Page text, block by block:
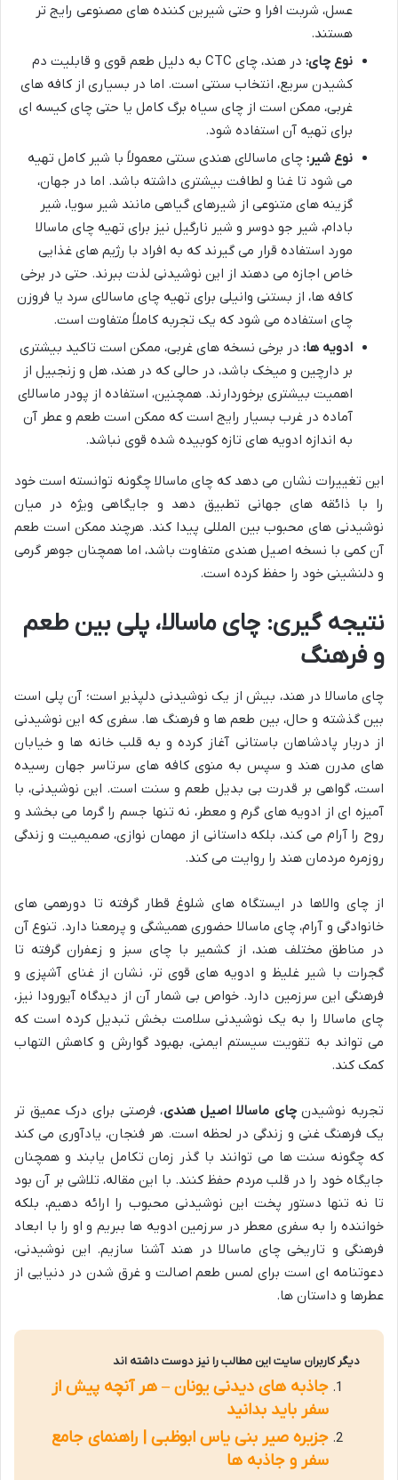
عسل، شربت افرا و حتی شیرین کننده های مصنوعی رایج تر
هستند.
نوع چای:
در هند، چای CTC به دلیل طعم قوی و قابلیت دم
کشیدن سریع، انتخاب سنتی است. اما در بسیاری از کافه های
غربی، ممکن است از چای سیاه برگ کامل یا حتی چای کیسه ای
برای تهیه آن استفاده شود.
نوع شیر: چای ماسالای هندی سنتی معمولاً با شیر کامل تهیه
می شود تا غنا و لطافت بیشتری داشته باشد. اما در جهان،
گزینه های متنوعی از شیرهای گیاهی مانند شیر سویا، شیر
بادام، شیر جو دوسر و شیر نارگیل نیز برای تهیه چای ماسالا
مورد استفاده قرار می گیرند که به افراد با رژیم های غذایی
خاص اجازه می دهند از این نوشیدنی لذت ببرند. حتی در برخی
کافه ها، از بستنی وانیلی برای تهیه چای ماسالای سرد یا فروزن
چای استفاده می شود که یک تجربه کاملاً متفاوت است.
ادویه ها: در برخی نسخه های غربی، ممکن است تاکید بیشتری
بر دارچین و میخک باشد، در حالی که در هند، هل و زنجبیل از
اهمیت بیشتری برخوردارند. همچنین، استفاده از پودر ماسالای
آماده در غرب بسیار رایج است که ممکن است طعم و عطر آن
به اندازه ادویه های تازه کوبیده شده قوی نباشد.
این تغییرات نشان می دهد که چای ماسالا چگونه توانسته است خود
را با ذائقه های جهانی تطبیق دهد و جایگاهی ویژه در میان
نوشیدنی های محبوب بین المللی پیدا کند. هرچند ممکن است طعم
آن کمی با نسخه اصیل هندی متفاوت باشد، اما همچنان جوهر گرمی
و دلنشینی خود را حفظ کرده است.
نتیجه گیری: چای ماسالا، پلی بین طعم
و فرهنگ
چای ماسالا در هند، بیش از یک نوشیدنی دلپذیر است؛ آن پلی است
بین گذشته و حال، بین طعم ها و فرهنگ ها. سفری که این نوشیدنی
از دربار پادشاهان باستانی آغاز کرده و به قلب خانه ها و خیابان
های مدرن هند و سپس به منوی کافه های سرتاسر جهان رسیده
است، گواهی بر قدرت بی بدیل طعم و سنت است. این نوشیدنی، با
آمیزه ای از ادویه های گرم و معطر، نه تنها جسم را گرما می بخشد و
روح را آرام می کند، بلکه داستانی از مهمان نوازی، صمیمیت و زندگی
روزمره مردمان هند را روایت می کند.
از چای والاها در ایستگاه های شلوغ قطار گرفته تا دورهمی های
خانوادگی و آرام، چای ماسالا حضوری همیشگی و پرمعنا دارد. تنوع آن
در مناطق مختلف هند، از کشمیر با چای سبز و زعفران گرفته تا
گجرات با شیر غلیظ و ادویه های قوی تر، نشان از غنای آشپزی و
فرهنگی این سرزمین دارد. خواص بی شمار آن از دیدگاه آیورودا نیز،
چای ماسالا را به یک نوشیدنی سلامت بخش تبدیل کرده است که
می تواند به تقویت سیستم ایمنی، بهبود گوارش و کاهش التهاب
کمک کند.
تجربه نوشیدنچای ماسالا اصیل هندی، فرصتی برای درک عمیق تر
یک فرهنگ غنی و زندگی در لحظه است. هر فنجان، یادآوری می کند
که چگونه سنت ها می توانند با گذر زمان تکامل یابند و همچنان
جایگاه خود را در قلب مردم حفظ کنند. با این مقاله، تلاشی بر آن بود
تا نه تنها دستور پخت این نوشیدنی محبوب را ارائه دهیم، بلکه
خواننده را به سفری معطر در سرزمین ادویه ها ببریم و او را با ابعاد
فرهنگی و تاریخی چای ماسالا در هند آشنا سازیم. این نوشیدنی،
دعوتنامه ای است برای لمس طعم اصالت و غرق شدن در دنیایی از
عطرها و داستان ها.
دیگر کاربران سایت این مطالب را نیز دوست داشته اند
جاذبه های دیدنی یونان – هر آنچه پیش از
سفر باید بدانید
جزیره صیر بنی یاس ابوظبی | راهنمای جامع
سفر و جاذبه ها